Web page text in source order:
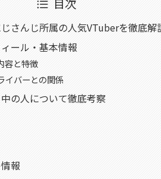
目次
さんじ所属の人気VTuberを徹底解
ール・基本情報
容と特徴
イバーとの関係
の人について徹底考察
報